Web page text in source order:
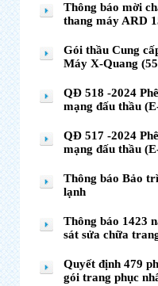
Thông báo mời
thang máy ARD
Gói thầu Cung
Máy X-Quang
QĐ 518 -2024
mạng đấu thầu
QĐ 517 -2024
mạng đấu thầu
Thông báo Bảo
lạnh
Thông báo 1423
sát sửa chữa
Quyết định 479
gói trang phục